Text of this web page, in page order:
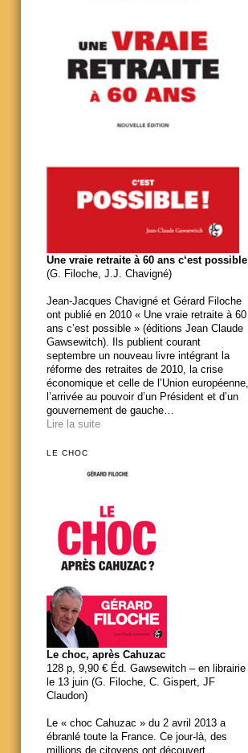
Une vraie retraite à 60 ans c‘est possible
(G. Filoche, J.J. Chavigné)
Jean-Jacques Chavigné et Gérard Filoche
ont publié en 2010 « Une vraie retraite à 60
ans c’est possible » (éditions Jean Claude
Gawsewitch). Ils publient courant
septembre un nouveau livre intégrant la
réforme des retraites de 2010, la crise
économique et celle de l’Union européenne,
l’arrivée au pouvoir d’un Président et d’un
gouvernement de gauche…
Lire la suite
LE CHOC
Le choc, après Cahuzac
128 p, 9,90 € Éd. Gawsewitch – en librairie
le 13 juin (G. Filoche, C. Gispert, JF
Claudon)
Le « choc Cahuzac » du 2 avril 2013 a
ébranlé toute la France. Ce jour-là, des
millions de citoyens ont découvert,